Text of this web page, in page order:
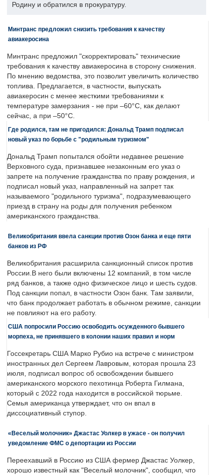
Родину и обратился в прокуратуру.
Минтранс предложил снизить требования к качеству
авиакеросина
Минтранс предложил "скорректировать" технические
требования к качеству авиакеросина в сторону снижения.
По мнению ведомства, это позволит увеличить количество
топлива. Предлагается, в частности, выпускать
авиакеросин с менее жесткими требованиями к
температуре замерзания - не при –60°C, как делают
сейчас, а при –50°C.
Где родился, там не пригодился: Дональд Трамп подписал
новый указ по борьбе с "родильным туризмом"
Дональд Трамп попытался обойти недавнее решение
Верховного суда, признавшее незаконным его указ о
запрете на получение гражданства по праву рождения, и
подписал новый указ, направленный на запрет так
называемого "родильного туризма", подразумевающего
приезд в страну на роды для получения ребенком
американского гражданства.
Великобритания ввела санкции против Озон банка и еще пяти
банков из РФ
Великобритания расширила санкционный список против
России.В него были включены 12 компаний, в том числе
ряд банков, а также одно физическое лицо и шесть судов.
Под санкции попал, в частности Озон банк. Там заявили,
что банк продолжает работать в обычном режиме, санкции
не повлияют на его работу.
США попросили Россию освободить осужденного бывшего
морпеха, не принявшего в колонии наших правил и норм
Госсекретарь США Марко Рубио на встрече с министром
иностранных дел Сергеем Лавровым, которая прошла 23
июля, подписал вопрос об освобождении бывшего
американского морского пехотинца Роберта Гилмана,
который с 2022 года находится в российской тюрьме.
Семья американца утверждает, что он впал в
диссоциативный ступор.
«Веселый молочник» Джастас Уолкер в ужасе - он получил
уведомление ФМС о депортации из России
Переехавший в Россию из США фермер Джастас Уолкер,
хорошо известный как "Веселый молочник", сообщил, что